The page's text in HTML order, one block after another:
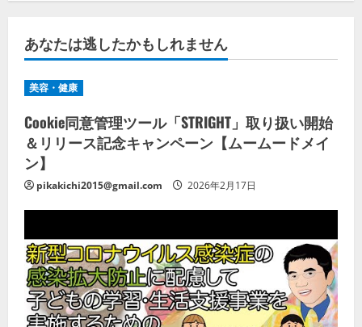
あなたは逃したかもしれません
美容・健康
Cookie同意管理ツール「STRIGHT」取り扱い開始
＆リリース記念キャンペーン【ムームードメイ
ン】
pikakichi2015@gmail.com 2026年2月17日